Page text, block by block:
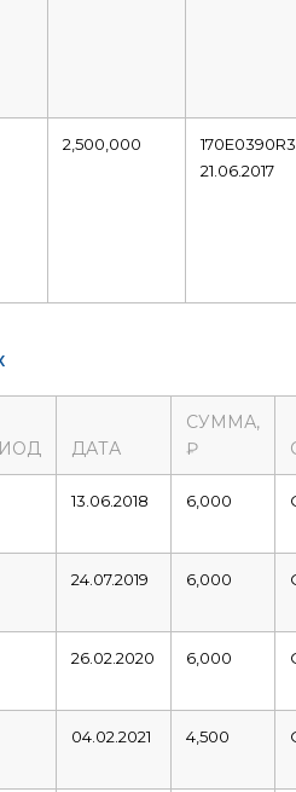
2,500,000
21.06.2017
ДАТА
СУММА,
₽
13.06.2018 6,000
24.07.2019 6,000
26.02.2020 6,000
04.02.2021 4,500